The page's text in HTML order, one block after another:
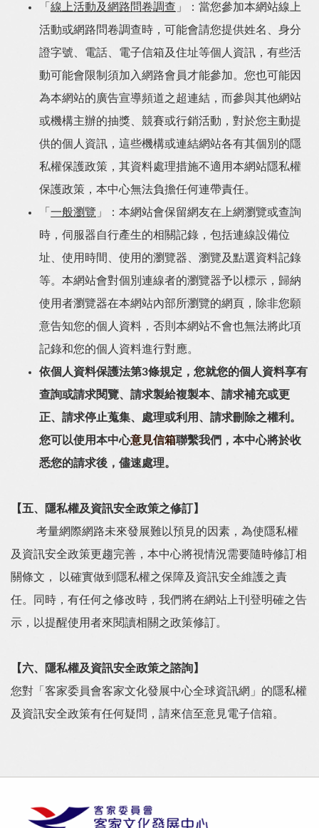
「 線上活動及網路問卷調查 」：當您參加本網站線上
活動或網路問卷調查時，可能會請您提供姓名、身分
證字號、電話、電子信箱及住址等個人資訊，有些活
動可能會限制須加入網路會員才能參加。您也可能因
為本網站的廣告宣導頻道之超連結，而參與其他網站
或機構主辦的抽獎、競賽或行銷活動，對於您主動提
供的個人資訊，這些機構或連結網站各有其個別的隱
私權保護政策，其資料處理措施不適用本網站隱私權
保護政策，本中心無法負擔任何連帶責任。
「 一般瀏覽 」：本網站會保留網友在上網瀏覽或查詢
時，伺服器自行產生的相關記錄，包括連線設備位
址、使用時間、使用的瀏覽器、瀏覽及點選資料記錄
等。本網站會對個別連線者的瀏覽器予以標示，歸納
使用者瀏覽器在本網站內部所瀏覽的網頁，除非您願
意告知您的個人資料，否則本網站不會也無法將此項
記錄和您的個人資料進行對應。
依個人資料保護法第3條規定，您就您的個人資料享有
查詢或請求閱覽、請求製給複製本、請求補充或更
正、請求停止蒐集、處理或利用、請求刪除之權利。
您可以使用本中心意見信箱聯繫我們，本中心將於收
悉您的請求後，儘速處理。
【五、隱私權及資訊安全政策之修訂】
考量網際網路未來發展難以預見的因素，為使隱私權
及資訊安全政策更趨完善，本中心將視情況需要隨時修訂相
關條文， 以確實做到隱私權之保障及資訊安全維護之責
任。同時，有任何之修改時，我們將在網站上刊登明確之告
示，以提醒使用者來閱讀相關之政策修訂。
【六、隱私權及資訊安全政策之諮詢】
您對「客家委員會客家文化發展中心全球資訊網」的隱私權
及資訊安全政策有任何疑問，請來信至意見電子信箱。